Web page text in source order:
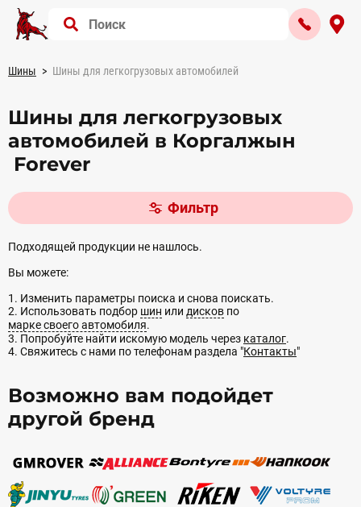
Шины Шины для легкогрузовых автомобилей
Шины для легкогрузовых
автомобилей в Коргалжын
Forever
Фильтр
Подходящей продукции не нашлось.
Вы можете:
1. Изменить параметры поиска и снова поискать.
2. Использовать подбор шин или дисков по
марке своего автомобиля.
3. Попробуйте найти искомую модель через каталог.
4. Свяжитесь с нами по телефонам раздела "Контакты"
Возможно вам подойдет
другой бренд